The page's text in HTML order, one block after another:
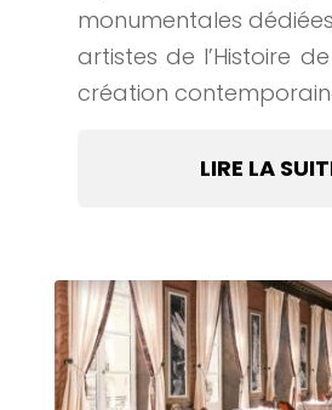
monumentales
artistes de l’Histoire
création
LIRE LA